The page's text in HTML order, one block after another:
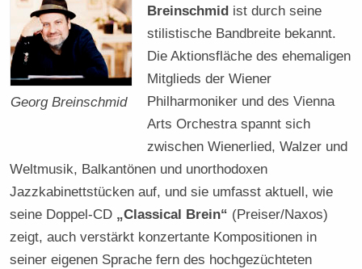
Georg Breinschmid
Breinschmid ist durch seine
stilistische Bandbreite bekannt.
Die Aktionsfläche des ehemaligen
Mitglieds der Wiener
Philharmoniker und des Vienna
Arts Orchestra spannt sich
zwischen Wienerlied, Walzer und
Weltmusik, Balkantönen und unorthodoxen
Jazzkabinettstücken auf, und sie umfasst aktuell, wie
seine Doppel-CD „Classical Brein“ (Preiser/Naxos)
zeigt, auch verstärkt konzertante Kompositionen in
seiner eigenen Sprache fern des hochgezüchteten